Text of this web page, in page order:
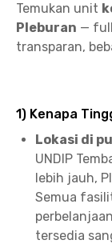
Temukan unit
Pleburan —
transparan,
1) Kenapa
Lokasi di
UNDIP
lebih jauh,
Semua
tersedia